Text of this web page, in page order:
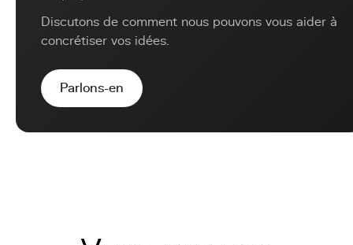
Discutons de comment nous pouvons vous aider à
concrétiser vos idées.
Parlons-en